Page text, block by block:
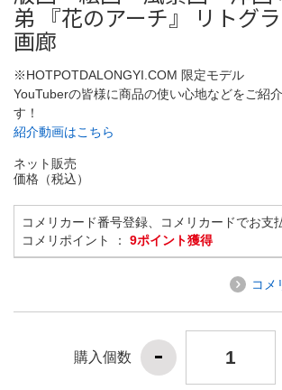
弟 『花のアーチ』 リトグ
画廊
※HOTPOTDALONGYI.COM 限定モデル
YouTuberの皆様に商品の使い心地などをご紹
す！
紹介動画はこちら
ネット販売
価格（税込）
コメリカード番号登録、コメリカードでお支
コメリポイント ： 9ポイント獲得
コメ
購入個数